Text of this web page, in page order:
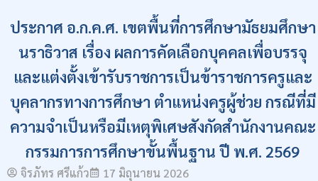
ประกาศ อ.ก.ค.ศ. เขตพื้นที่การศึกษามัธยมศึกษา
นราธิวาส เรื่อง ผลการคัดเลือกบุคคลเพื่อบรรจุ
และแต่งตั้งเข้ารับราชการเป็นข้าราชการครูและ
บุคลากรทางการศึกษา ตำแหน่งครูผู้ช่วย กรณีที่มี
ความจำเป็นหรือมีเหตุพิเศษสังกัดสำนักงานคณะ
กรรมการการศึกษาขั้นพื้นฐาน ปี พ.ศ. 2569
จิรภัทร ศรีแก้ว 17 มิถุนายน 2026